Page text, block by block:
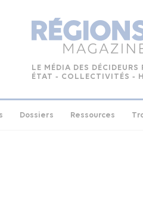
LE MÉDIA DES
ÉTAT ‑ COLLECTIVITÉS ‑
Dossiers Ressources